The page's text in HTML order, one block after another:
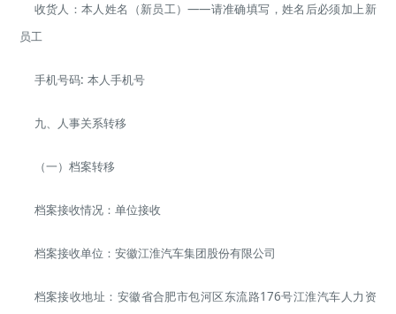
收货人：本人姓名（新员工）——请准确填写，姓名后必须加上新
员工
手机号码: 本人手机号
九、人事关系转移
（一）档案转移
档案接收情况：单位接收
档案接收单位：安徽江淮汽车集团股份有限公司
档案接收地址：安徽省合肥市包河区东流路176号江淮汽车人力资